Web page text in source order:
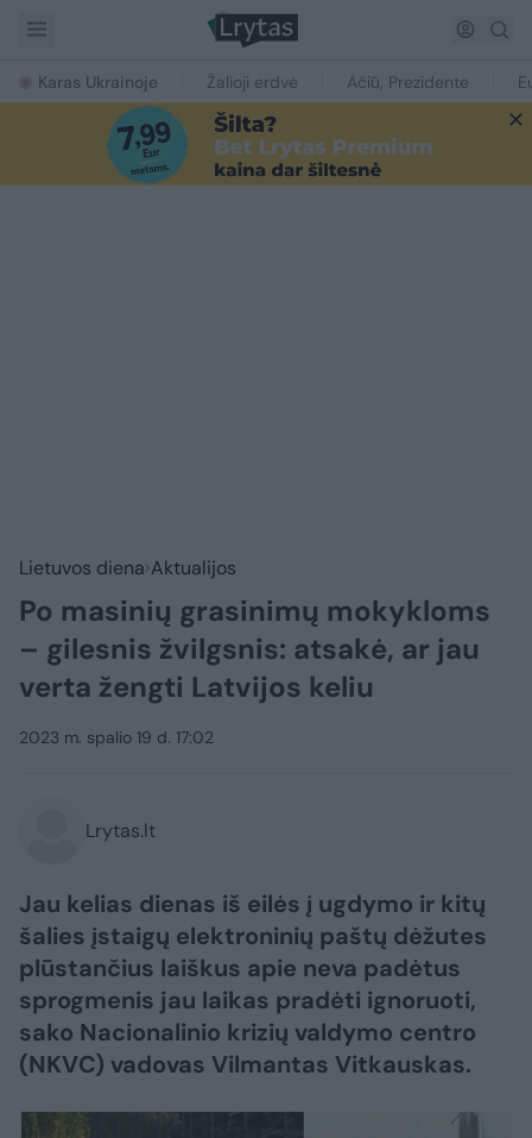
Karas Ukrainoje Žalioji erdvė Ačiū, Prezidente
Lietuvos diena Aktualijos
Po masinių grasinimų mokykloms
– gilesnis žvilgsnis: atsakė, ar jau
verta žengti Latvijos keliu
2023 m. spalio 19 d. 17:02
Lrytas.lt
Jau kelias dienas iš eilės į ugdymo ir kitų
šalies įstaigų elektroninių paštų dėžutes
plūstančius laiškus apie neva padėtus
sprogmenis jau laikas pradėti ignoruoti,
sako Nacionalinio krizių valdymo centro
(NKVC) vadovas Vilmantas Vitkauskas.